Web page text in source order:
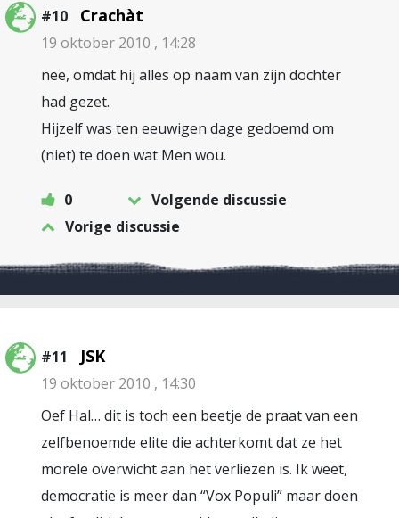
#10 Crachàt
19 oktober 2010 , 14:28
nee, omdat hij alles op naam van zijn dochter
had gezet.
Hijzelf was ten eeuwigen dage gedoemd om
(niet) te doen wat Men wou.
0
Volgende discussie
Vorige discussie
#11 JSK
19 oktober 2010 , 14:30
Oef Hal… dit is toch een beetje de praat van een
zelfbenoemde elite die achterkomt dat ze het
morele overwicht aan het verliezen is. Ik weet,
democratie is meer dan “Vox Populi” maar doen